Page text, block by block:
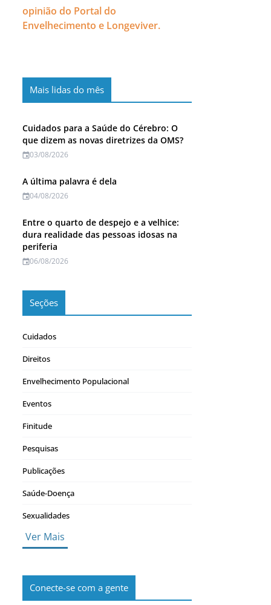
opinião do Portal do
Envelhecimento e Longeviver.
Mais lidas do mês
Cuidados para a Saúde do Cérebro: O
que dizem as novas diretrizes da OMS?
03/08/2026
A última palavra é dela
04/08/2026
Entre o quarto de despejo e a velhice:
dura realidade das pessoas idosas na
periferia
06/08/2026
Seções
Cuidados
Direitos
Envelhecimento Populacional
Eventos
Finitude
Pesquisas
Publicações
Saúde-Doença
Sexualidades
Ver Mais
Conecte-se com a gente